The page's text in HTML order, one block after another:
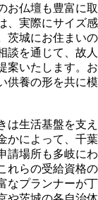
お仏壇も豊富に取
、実際にサイズ感
茨城にお住まいの
談を通じて、故人
案いたします。お
供養の形を共に模
は生活基盤を支え
かによって、千葉
請場所も多岐にわ
れらの受給資格の
なプランナーが丁